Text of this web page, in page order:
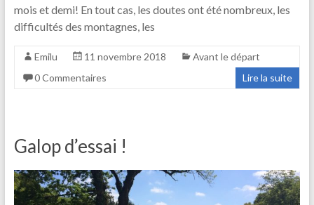
mois et demi! En tout cas, les doutes ont été nombreux, les
difficultés des montagnes, les
Emilu 11 novembre 2018
Avant le départ
0 Commentaires
Lire la suite
Galop d’essai !